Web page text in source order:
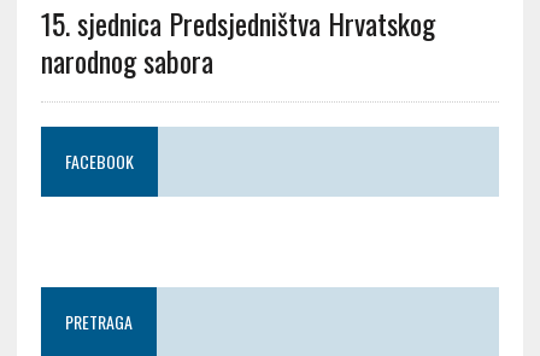
15. sjednica Predsjedništva Hrvatskog
narodnog sabora
FACEBOOK
PRETRAGA